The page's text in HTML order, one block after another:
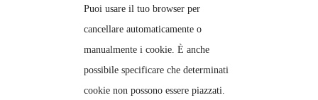
Puoi usare il tuo browser per
cancellare automaticamente o
manualmente i cookie. È anche
possibile specificare che determinati
cookie non possono essere piazzati.